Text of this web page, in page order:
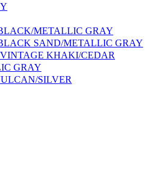
METALLIC GRAY
SAND/METALLIC GRAY
KHAKI/CEDAR
GRAY
SILVER